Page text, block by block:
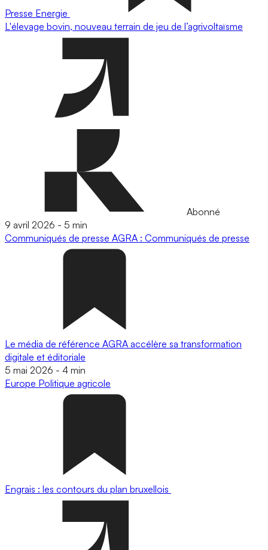
Presse Energie
L'élevage bovin, nouveau terrain de jeu de l’agrivoltaïsme
Abonné
9 avril 2026 - 5 min
Communiqués de presse AGRA : Communiqués de presse
Le média de référence AGRA accélère sa transformation
digitale et éditoriale
5 mai 2026 - 4 min
Europe Politique agricole
Engrais : les contours du plan bruxellois